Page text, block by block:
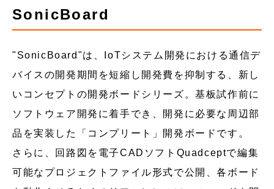
SonicBoard
"SonicBoard"は、IoTシステム開発における通信デ
バイスの開発期間を短縮し開発費を抑制する、新し
いコンセプトの開発ボードシリーズ。基板試作前に
ソフトウェア開発に着手でき、開発に必要な周辺部
品を実装した「コンプリート」開発ボードです。
さらに、回路図を電子CADソフトQuadceptで編集
可能なプロジェクトファイル形式で公開、各ボード